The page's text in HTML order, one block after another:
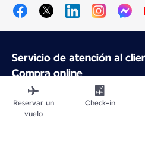
Servicio de atención al
Compra online
Programa de fidelidad y
Acerca de Air France
Aplicación móvil Air France
Reservar un
vuelo
Check-in